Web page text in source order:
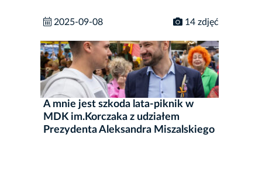
2025-09-08 14 zdjęć
A mnie jest szkoda lata-piknik w
MDK im.Korczaka z udziałem
Prezydenta Aleksandra Miszalskiego